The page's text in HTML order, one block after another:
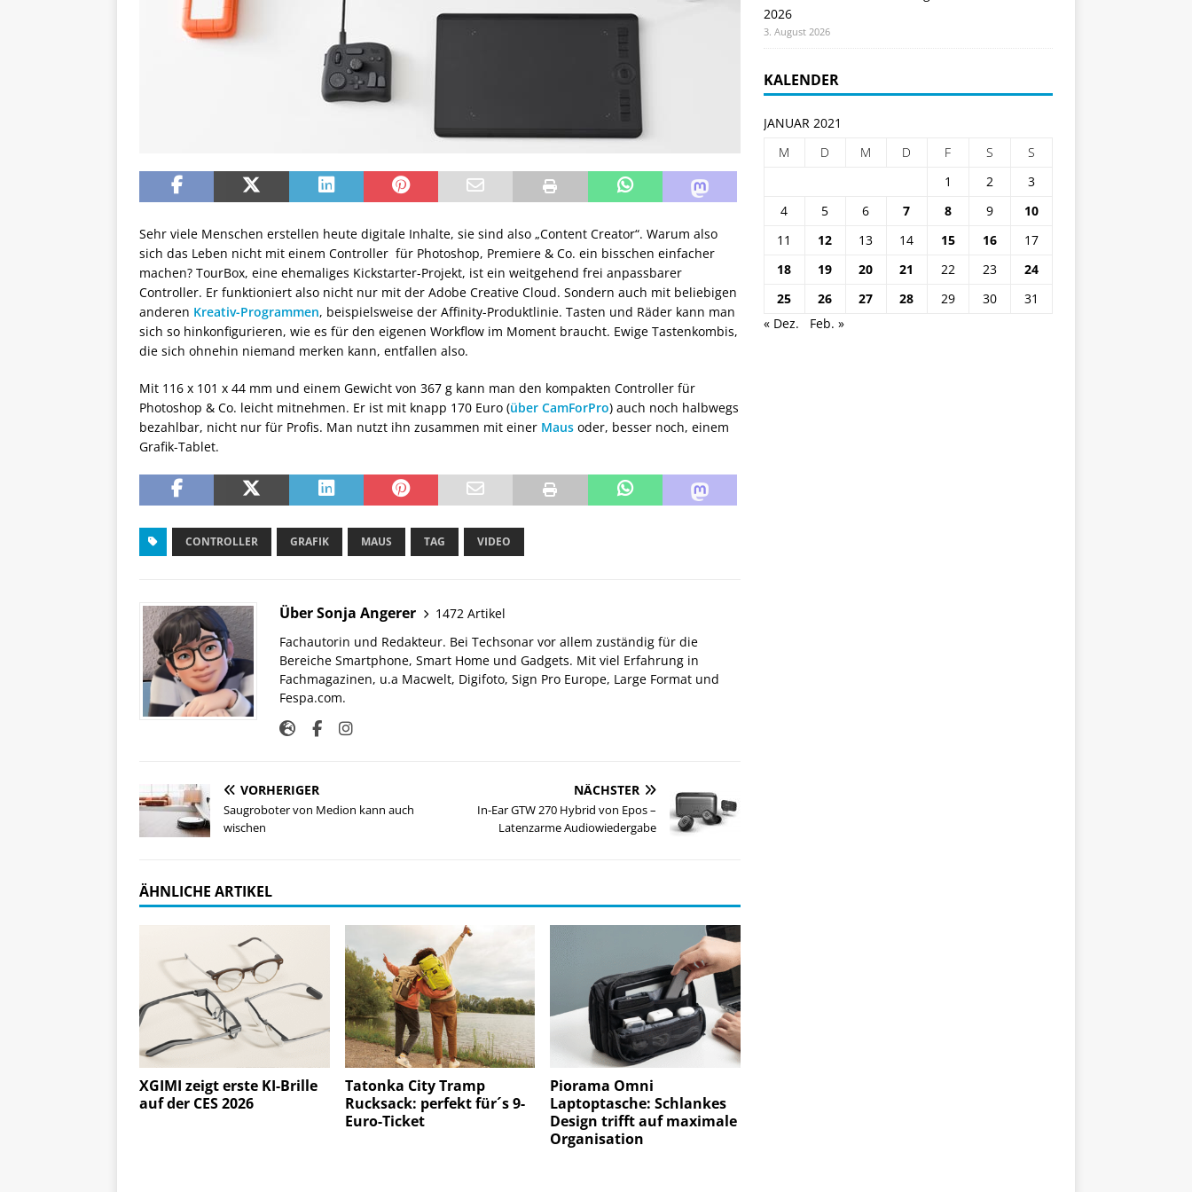
Sehr viele Menschen erstellen heute digitale Inhalte, sie sind also „Content Creator“. Warum also
sich das Leben nicht mit einem Controller für Photoshop, Premiere & Co. ein bisschen einfacher
machen? TourBox, eine ehemaliges Kickstarter-Projekt, ist ein weitgehend frei anpassbarer
Controller. Er funktioniert also nicht nur mit der Adobe Creative Cloud. Sondern auch mit beliebigen
anderen Kreativ-Programmen, beispielsweise der Affinity-Produktlinie. Tasten und Räder kann man
sich so hinkonfigurieren, wie es für den eigenen Workflow im Moment braucht. Ewige Tastenkombis,
die sich ohnehin niemand merken kann, entfallen also.
Mit 116 x 101 x 44 mm und einem Gewicht von 367 g kann man den kompakten Controller für
Photoshop & Co. leicht mitnehmen. Er ist mit knapp 170 Euro (über CamForPro) auch noch halbwegs
bezahlbar, nicht nur für Profis. Man nutzt ihn zusammen mit einer Maus oder, besser noch, einem
Grafik-Tablet.
CONTROLLER GRAFIK MAUS TAG VIDEO
Über Sonja Angerer
1472 Artikel
Fachautorin und Redakteur. Bei Techsonar vor allem zuständig für die
Bereiche Smartphone, Smart Home und Gadgets. Mit viel Erfahrung in
Fachmagazinen, u.a Macwelt, Digifoto, Sign Pro Europe, Large Format und
Fespa.com.
VORHERIGER
Saugroboter von Medion kann auch
wischen
NÄCHSTER
In-Ear GTW 270 Hybrid von Epos –
Latenzarme Audiowiedergabe
ÄHNLICHE ARTIKEL
XGIMI zeigt erste KI-Brille
auf der CES 2026
Tatonka City Tramp
Rucksack: perfekt für´s 9-
Euro-Ticket
Piorama Omni
Laptoptasche: Schlankes
Design trifft auf maximale
Organisation
2026
3. August 2026
KALENDER
JANUAR 2021
M
D M D F S
S
1
2
3
4
5 6 7 8 9
10
11
12 13 14 15 16
17
18
19 20 21 22 23
24
25
26 27 28 29 30
31
« Dez.
Feb. »